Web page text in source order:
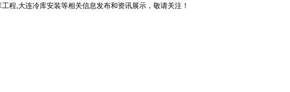
程,大连冷库安装等相关信息发布和资讯展示，敬请关注！